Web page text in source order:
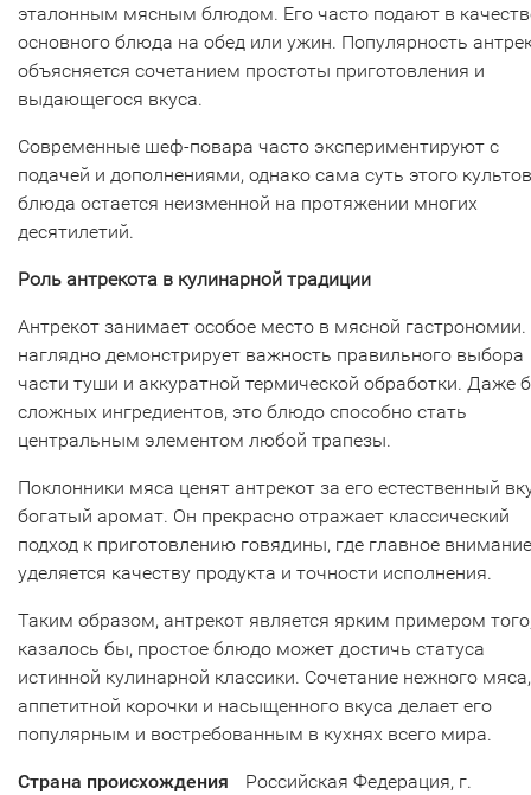
эталонным мясным блюдом. Его часто подают в
основного блюда на обед или ужин. Популярность
объясняется сочетанием простоты приготовления и
выдающегося вкуса.
Современные шеф-повара часто экспериментируют с
подачей и дополнениями, однако сама суть этого
блюда остается неизменной на протяжении многих
десятилетий.
Роль антрекота в кулинарной традиции
Антрекот занимает особое место в мясной
наглядно демонстрирует важность правильного выбора
части туши и аккуратной термической обработки. Даже
сложных ингредиентов, это блюдо способно стать
центральным элементом любой трапезы.
Поклонники мяса ценят антрекот за его естественный
богатый аромат. Он прекрасно отражает классический
подход к приготовлению говядины, где главное внимание
уделяется качеству продукта и точности исполнения.
Таким образом, антрекот является ярким примером
казалось бы, простое блюдо может достичь статуса
истинной кулинарной классики. Сочетание нежного мяса,
аппетитной корочки и насыщенного вкуса делает его
популярным и востребованным в кухнях всего мира.
Страна происхождения
Российская Федерация, г.